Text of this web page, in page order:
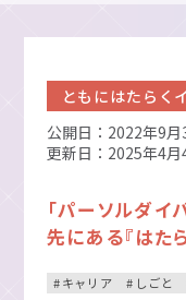
ともにはたらく
公開日：2022年9月
更新日：2025年4月
「パーソルダイ
先にある『はた
キャリア しごと